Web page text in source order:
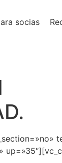
socias